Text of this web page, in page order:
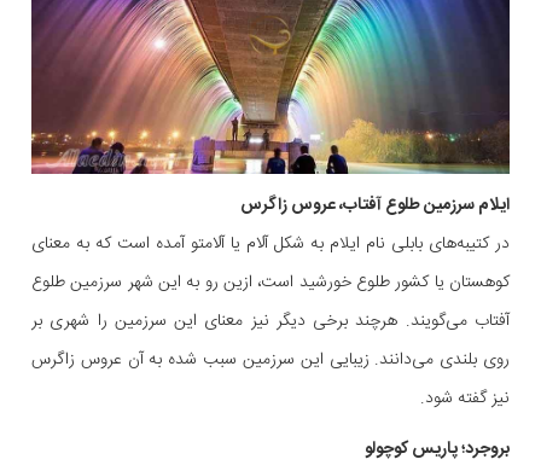
ایلام سرزمین طلوع آفتاب، عروس زاگرس
در کتیبه‌های بابلی نام ایلام به شکل آلام یا آلامتو آمده است که به معنای
کوهستان یا کشور طلوع خورشید است، ازین رو به این شهر سرزمین طلوع
آفتاب می‌گویند. هرچند برخی دیگر نیز معنای این سرزمین را شهری بر
روی بلندی می‌دانند. زیبایی این سرزمین سبب شده به آن عروس زاگرس
نیز گفته شود.
بروجرد؛ پاریس کوچولو